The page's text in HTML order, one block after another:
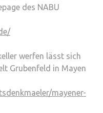
des NABU
werfen lässt sich
Grubenfeld in Mayen
mayener-